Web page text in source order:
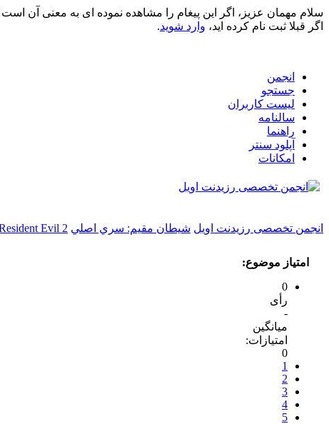
سلام مهمان عزیز، اگر این پیغام را مشاهده نموده ای به معنی آن
اگر قبلا ثبت نام کرده اید، وارد شوید.
انجمن
جستجو
لیست کاربران
سالنامه
راهنما
آپلود سنتر
امکانات
انجمن تخصصی رزیدنت اویل شيطان مقيم: سري اصلي Evil 2
امتیاز موضوع:
0
رأی
-
میانگین
امتیازات:
0
1
2
3
4
5